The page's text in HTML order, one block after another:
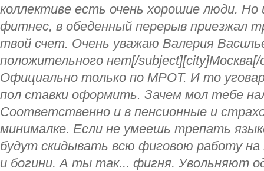
коллективе есть очень хорошие люди.
фитнес, в обеденный перерыв приезжал
твой счет. Очень уважаю Валерия
положительного нет[/
Официально только по МРОТ. И то
пол ставки оформить. Зачем мол тебе
Соответственно и в пенсионные и
минималке. Если не умеешь трепать
будут скидывать всю фиговою работу на
и богини. А ты так... фигня. Увольняют